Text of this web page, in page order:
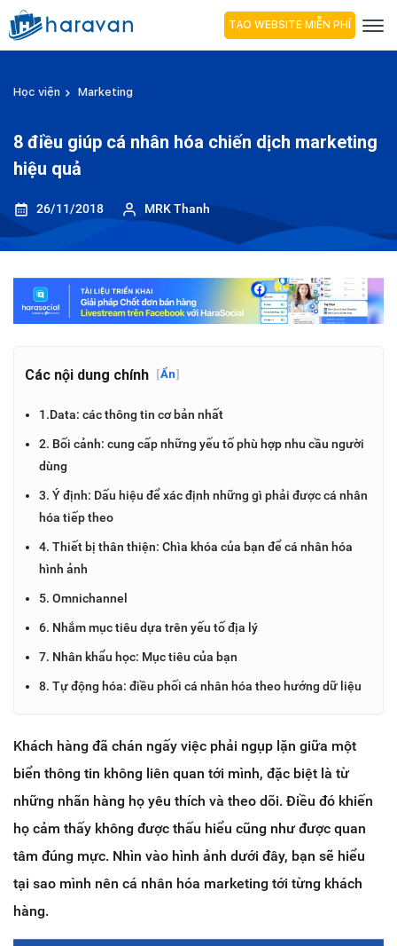
TẠO WEBSITE MIỄN PHÍ
Học viện Marketing
8 điều giúp cá nhân hóa chiến dịch marketing
hiệu quả
26/11/2018 MRK Thanh
Các nội dung chính [Ẩn]
1.Data: các thông tin cơ bản nhất
2. Bối cảnh: cung cấp những yếu tố phù hợp nhu cầu người
dùng
3. Ý định: Dấu hiệu để xác định những gì phải được cá nhân
hóa tiếp theo
4. Thiết bị thân thiện: Chìa khóa của bạn để cá nhân hóa
hình ảnh
5. Omnichannel
6. Nhắm mục tiêu dựa trên yếu tố địa lý
7. Nhân khẩu học: Mục tiêu của bạn
8. Tự động hóa: điều phối cá nhân hóa theo hướng dữ liệu
Khách hàng đã chán ngấy việc phải ngụp lặn giữa một
biển thông tin không liên quan tới mình, đặc biệt là từ
những nhãn hàng họ yêu thích và theo dõi. Điều đó khiến
họ cảm thấy không được thấu hiểu cũng như được quan
tâm đúng mực. Nhìn vào hình ảnh dưới đây, bạn sẽ hiểu
tại sao mình nên cá nhân hóa marketing tới từng khách
hàng.